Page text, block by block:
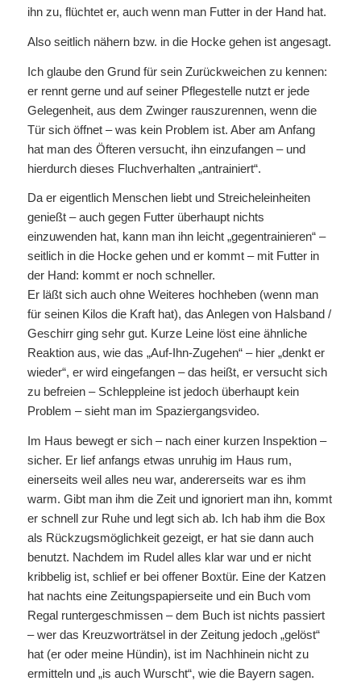
ihn zu, flüchtet er, auch wenn man Futter in der Hand hat.
Also seitlich nähern bzw. in die Hocke gehen ist angesagt.
Ich glaube den Grund für sein Zurückweichen zu kennen:
er rennt gerne und auf seiner Pflegestelle nutzt er jede
Gelegenheit, aus dem Zwinger rauszurennen, wenn die
Tür sich öffnet – was kein Problem ist. Aber am Anfang
hat man des Öfteren versucht, ihn einzufangen – und
hierdurch dieses Fluchverhalten „antrainiert“.
Da er eigentlich Menschen liebt und Streicheleinheiten
genießt – auch gegen Futter überhaupt nichts
einzuwenden hat, kann man ihn leicht „gegentrainieren“ –
seitlich in die Hocke gehen und er kommt – mit Futter in
der Hand: kommt er noch schneller.
Er läßt sich auch ohne Weiteres hochheben (wenn man
für seinen Kilos die Kraft hat), das Anlegen von Halsband /
Geschirr ging sehr gut. Kurze Leine löst eine ähnliche
Reaktion aus, wie das „Auf-Ihn-Zugehen“ – hier „denkt er
wieder“, er wird eingefangen – das heißt, er versucht sich
zu befreien – Schleppleine ist jedoch überhaupt kein
Problem – sieht man im Spaziergangsvideo.
Im Haus bewegt er sich – nach einer kurzen Inspektion –
sicher. Er lief anfangs etwas unruhig im Haus rum,
einerseits weil alles neu war, andererseits war es ihm
warm. Gibt man ihm die Zeit und ignoriert man ihn, kommt
er schnell zur Ruhe und legt sich ab. Ich hab ihm die Box
als Rückzugsmöglichkeit gezeigt, er hat sie dann auch
benutzt. Nachdem im Rudel alles klar war und er nicht
kribbelig ist, schlief er bei offener Boxtür. Eine der Katzen
hat nachts eine Zeitungspapierseite und ein Buch vom
Regal runtergeschmissen – dem Buch ist nichts passiert
– wer das Kreuzworträtsel in der Zeitung jedoch „gelöst“
hat (er oder meine Hündin), ist im Nachhinein nicht zu
ermitteln und „is auch Wurscht“, wie die Bayern sagen.